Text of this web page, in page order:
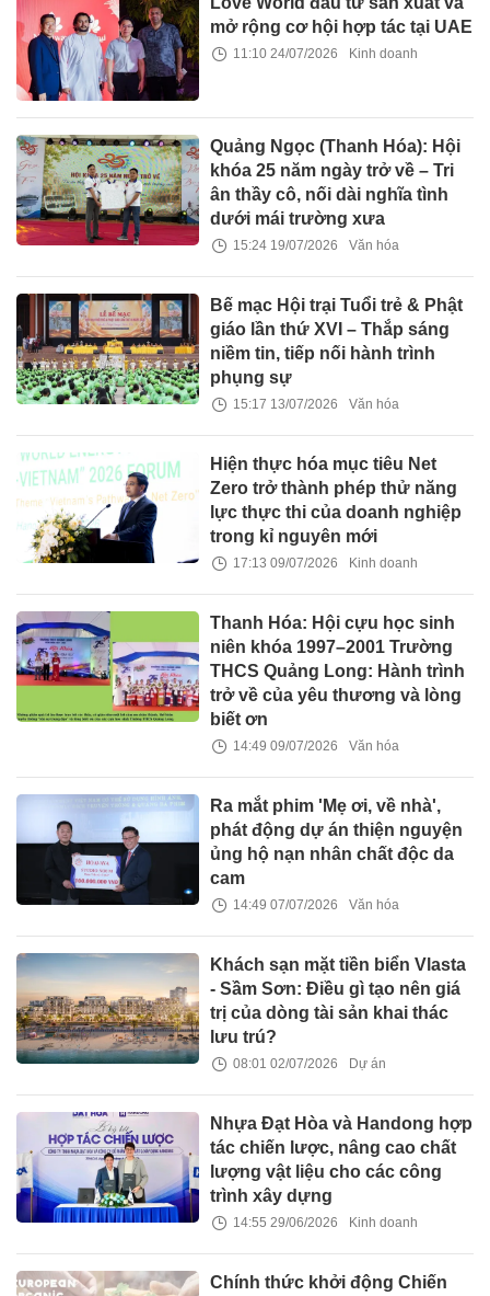
mở rộng cơ hội hợp tác tại UAE
11:10 24/07/2026 Kinh doanh
Quảng Ngọc (Thanh Hóa): Hội
khóa 25 năm ngày trở về – Tri
ân thầy cô, nối dài nghĩa tình
dưới mái trường xưa
15:24 19/07/2026 Văn hóa
Bế mạc Hội trại Tuổi trẻ & Phật
giáo lần thứ XVI – Thắp sáng
niềm tin, tiếp nối hành trình
phụng sự
15:17 13/07/2026 Văn hóa
Hiện thực hóa mục tiêu Net
Zero trở thành phép thử năng
lực thực thi của doanh nghiệp
trong kỉ nguyên mới
17:13 09/07/2026 Kinh doanh
Thanh Hóa: Hội cựu học sinh
niên khóa 1997–2001 Trường
THCS Quảng Long: Hành trình
trở về của yêu thương và lòng
biết ơn
14:49 09/07/2026 Văn hóa
Ra mắt phim 'Mẹ ơi, về nhà',
phát động dự án thiện nguyện
ủng hộ nạn nhân chất độc da
cam
14:49 07/07/2026 Văn hóa
Khách sạn mặt tiền biển Vlasta
- Sầm Sơn: Điều gì tạo nên giá
trị của dòng tài sản khai thác
lưu trú?
08:01 02/07/2026 Dự án
Nhựa Đạt Hòa và Handong hợp
tác chiến lược, nâng cao chất
lượng vật liệu cho các công
trình xây dựng
14:55 29/06/2026 Kinh doanh
Chính thức khởi động Chiến